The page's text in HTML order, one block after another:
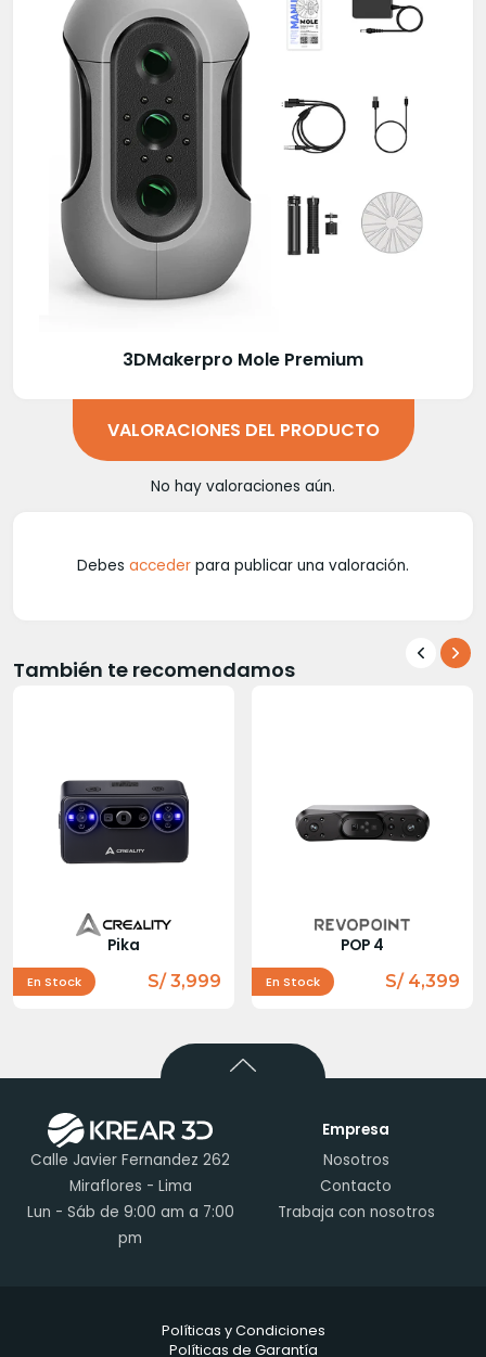
3DMakerpro Mole Premium
VALORACIONES DEL PRODUCTO
No hay valoraciones aún.
Debes acceder para publicar una valoración.
También te recomendamos
Pika
En Stock S/ 3,999
POP 4
En Stock S/ 4,399
Calle Javier Fernandez 262
Miraflores - Lima
Lun - Sáb de 9:00 am a 7:00
pm
Empresa
Nosotros
Contacto
Trabaja con nosotros
Políticas y Condiciones
Políticas de Garantía